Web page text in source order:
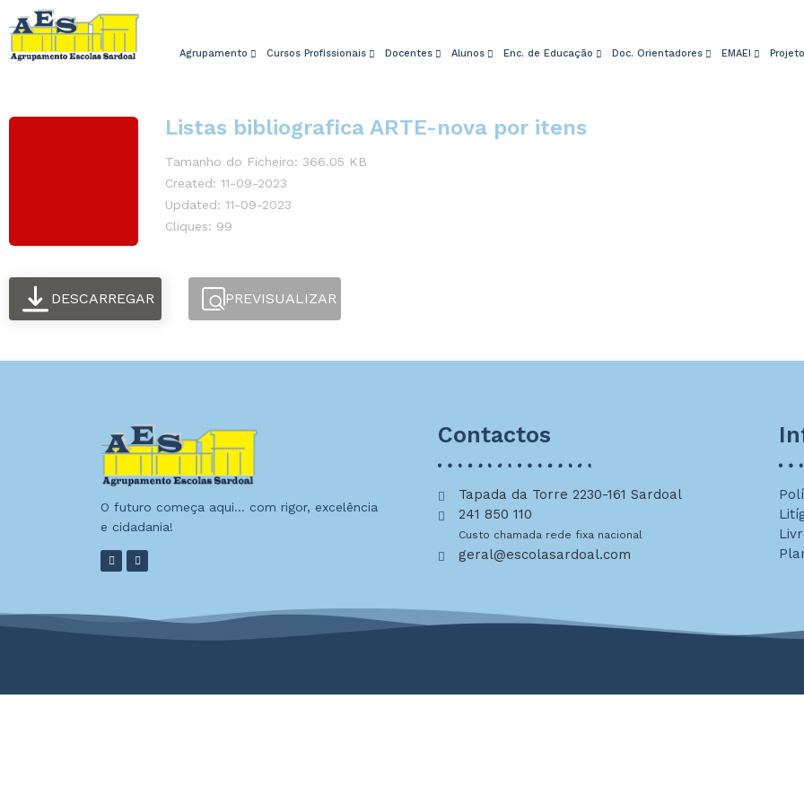
Agrupamento Cursos Profissionais Docentes Alunos Enc. de Educação Doc. Orientadores EMAEI
Listas bibliografica ARTE-nova por itens
Tamanho do Ficheiro: 366.05 KB
Created: 11-09-2023
Updated: 11-09-2023
Cliques: 99
DESCARREGAR PREVISUALIZAR
O futuro começa aqui… com rigor, excelência
e cidadania!
Contactos
Tapada da Torre 2230-161 Sardoal
241 850 110
Custo chamada rede fixa nacional
geral@escolasardoal.com